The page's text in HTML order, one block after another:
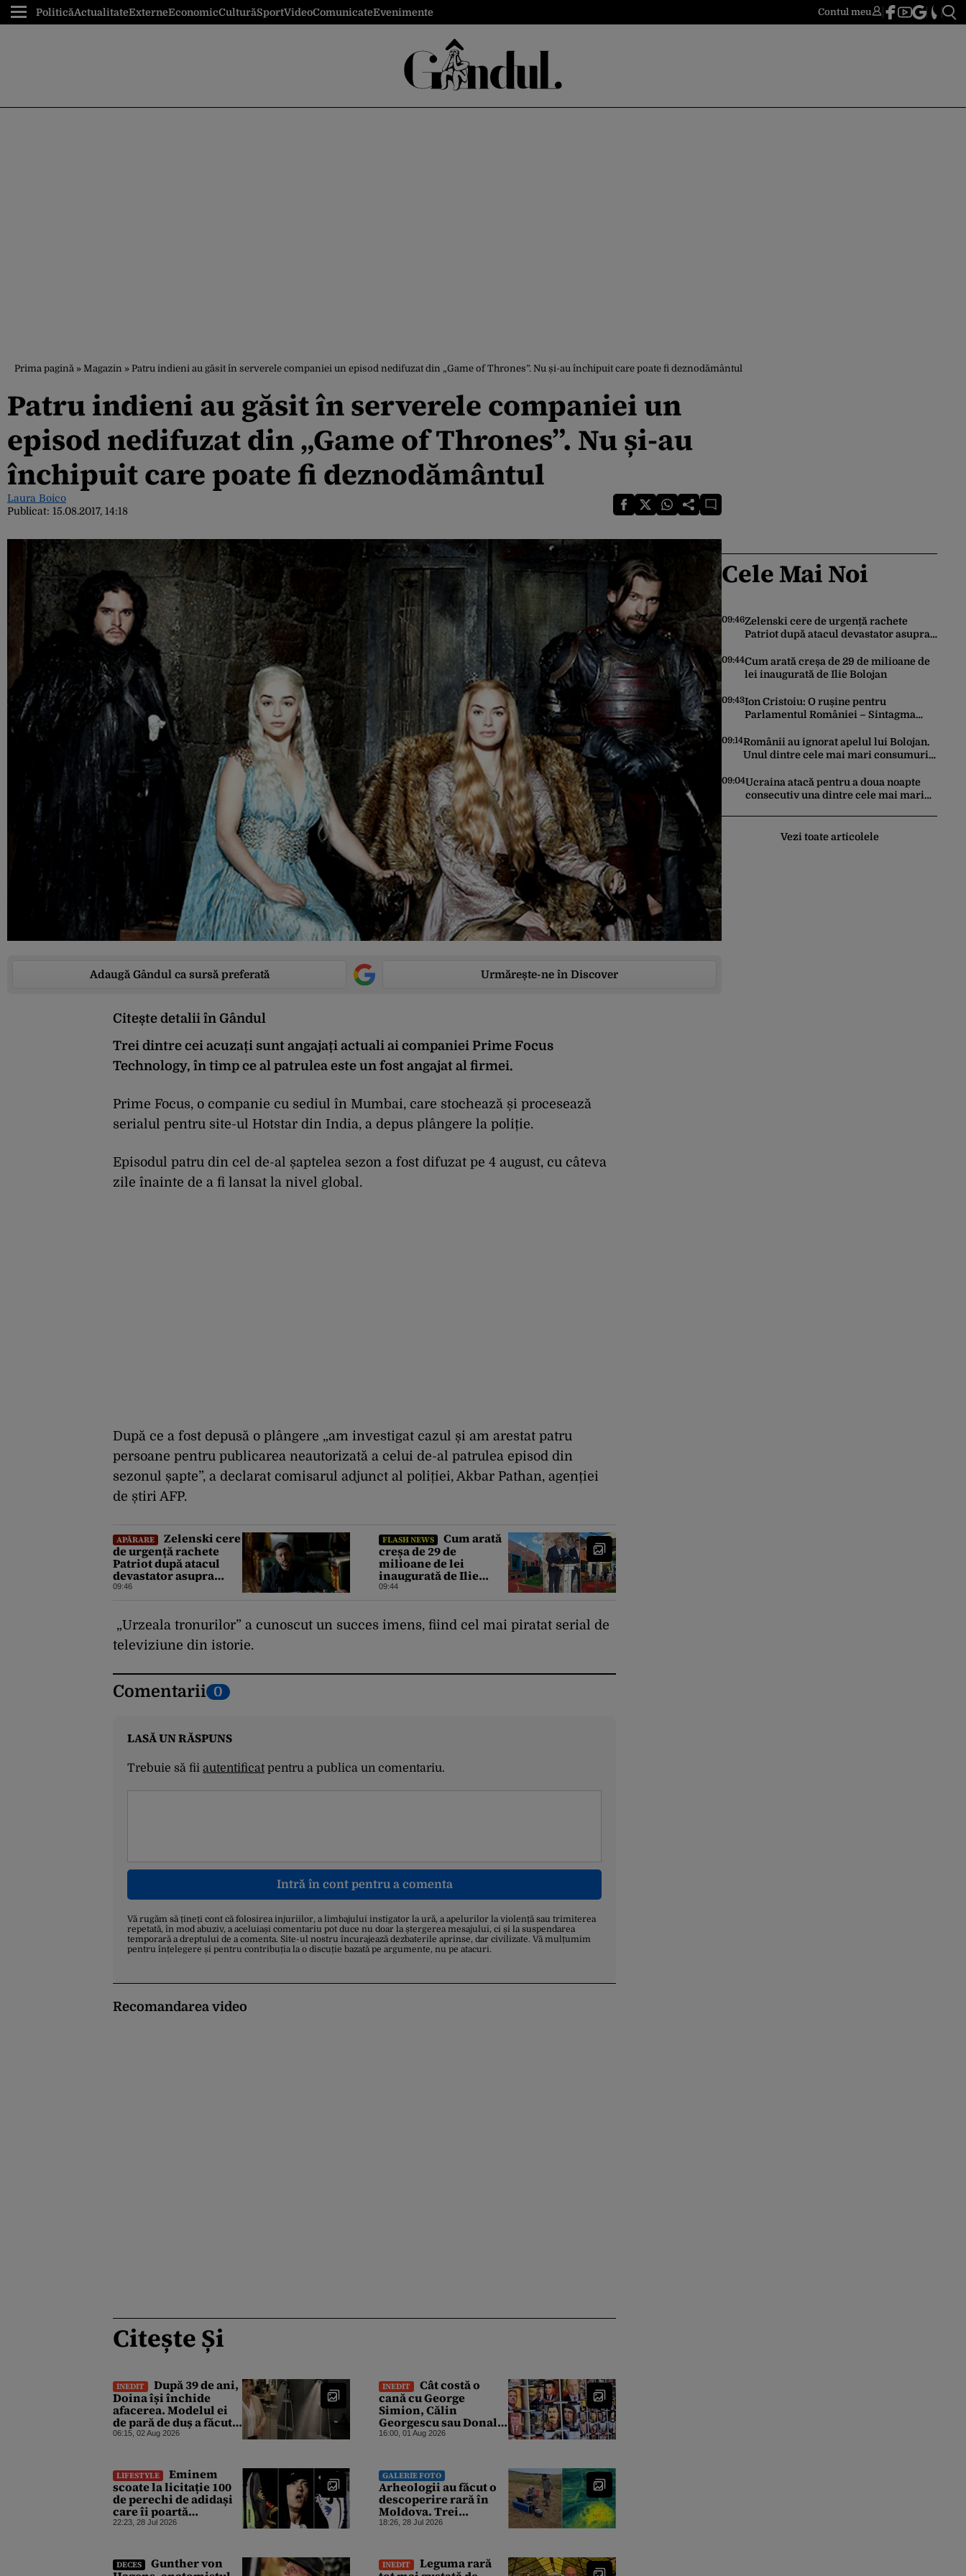
PoliticăActualitateExterneEconomicCulturăSportVideoComunicateEvenimente Contul meu
Prima pagină » Magazin » Patru indieni au găsit în serverele companiei un episod nedifuzat din „Game of Thrones”. Nu și-au închipuit care poate fi deznodământul
Patru indieni au găsit în serverele companiei un
episod nedifuzat din „Game of Thrones”. Nu și-au
închipuit care poate fi deznodământul
Laura Boico
Publicat: 15.08.2017, 14:18
Adaugă Gândul ca sursă preferată Urmărește-ne în Discover
Citește detalii în Gândul
Trei dintre cei acuzați sunt angajați actuali ai companiei Prime Focus
Technology, în timp ce al patrulea este un fost angajat al firmei.
Prime Focus, o companie cu sediul în Mumbai, care stochează și procesează
serialul pentru site-ul Hotstar din India, a depus plângere la poliție.
Episodul patru din cel de-al șaptelea sezon a fost difuzat pe 4 august, cu câteva
zile înainte de a fi lansat la nivel global.
După ce a fost depusă o plângere „am investigat cazul și am arestat patru
persoane pentru publicarea neautorizată a celui de-al patrulea episod din
sezonul șapte”, a declarat comisarul adjunct al poliției, Akbar Pathan, agenției
de știri AFP.
APĂRARE
Zelenski cere
de urgență rachete
Patriot după atacul
devastator asupra
Kievului: „Este
birocrațiile”
09:46
FLASH NEWS
Cum arată
creșa de 29 de
milioane de lei
inaugurată de Ilie
Bolojan
09:44
„Urzeala tronurilor” a cunoscut un succes imens, fiind cel mai piratat serial de
televiziune din istorie.
Comentarii 0
LASĂ UN RĂSPUNS
Trebuie să fii autentificatpentru a publica un comentariu.
Intră în cont pentru a comenta
Vă rugăm să țineți cont că folosirea injuriilor, a limbajului instigator la ură, a apelurilor la violență sau trimiterea
repetată, în mod abuziv, a aceluiași comentariu pot duce nu doar la ștergerea mesajului, ci și la suspendarea
temporară a dreptului de a comenta. Site-ul nostru încurajează dezbaterile aprinse, dar civilizate. Vă mulțumim
pentru înțelegere și pentru contribuția la o discuție bazată pe argumente, nu pe atacuri.
Recomandarea video
Citește Și
INEDIT
După 39 de ani,
Doina își închide
afacerea. Modelul ei
de pară de duș a făcut
furori în spa-uri și
mers
06:15, 02 Aug 2026
INEDIT
Cât costă o
cană cu George
Simion, Călin
Georgescu sau Donald
Trump în Balcic.
Dan, Ceaușescu și
Stalin
16:00, 01 Aug 2026
LIFESTYLE
Eminem
scoate la licitație 100
de perechi de adidași
care îi poartă
autograful
22:23, 28 Jul 2026
GALERIE FOTO
Arheologii au făcut o
descoperire rară în
Moldova. Trei
morminte antice au
18:26, 28 Jul 2026
DECES
Gunther von
INEDIT
Leguma rară
Cele Mai Noi
09:46Zelenski cere de urgență rachete
Patriot după atacul devastator asupra
toate birocrațiile”
09:44Cum arată creșa de 29 de milioane de
lei inaugurată de Ilie Bolojan
09:43Ion Cristoiu: O rușine pentru
Parlamentul României – Sintagma
asemănătoare acelora dintre soți” din
Legea ANI
09:14Românii au ignorat apelul lui Bolojan.
Unul dintre cele mai mari consumuri
miercuri seara
09:04Ucraina atacă pentru a doua noapte
consecutiv una dintre cele mai mari
Vezi toate articolele